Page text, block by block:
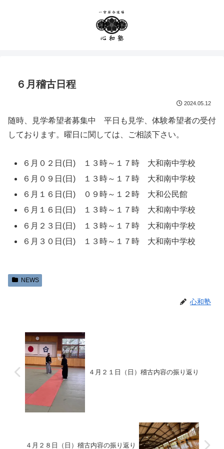
６月稽古日程
2024.05.12
随時、見学希望者募集中 平日も見学、体験希望者の受付
しております。曜日に関しては、ご相談下さい。
６月０２日(日) １３時～１７時 大和南中学校
６月０９日(日) １３時～１７時 大和南中学校
６月１６日(日) ０９時～１２時 大和公民館
６月１６日(日) １３時～１７時 大和南中学校
６月２３日(日) １３時～１７時 大和南中学校
６月３０日(日) １３時～１７時 大和南中学校
NEWS
心和塾
４月２１日（日）稽古内容の振り返り
４月２８日（日）稽古内容の振り返り